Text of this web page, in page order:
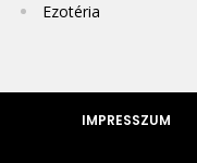
Ezotéria
IMPRESSZUM